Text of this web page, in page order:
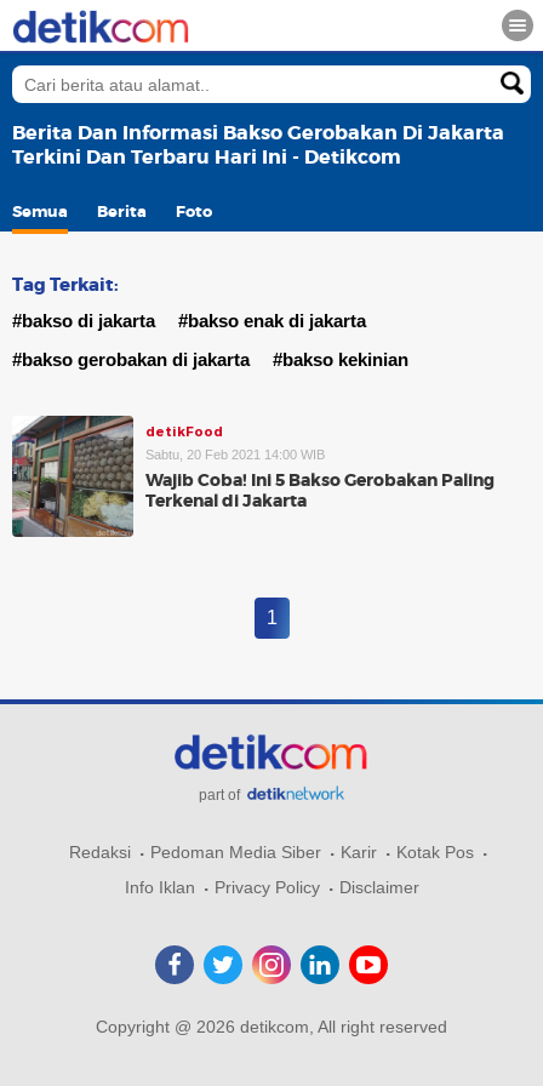
Berita Dan Informasi Bakso Gerobakan Di Jakarta
Terkini Dan Terbaru Hari Ini - Detikcom
Semua Berita Foto
Tag Terkait:
#bakso di jakarta
#bakso enak di jakarta
#bakso gerobakan di jakarta
#bakso kekinian
detikFood
Sabtu, 20 Feb 2021 14:00 WIB
Wajib Coba! Ini 5 Bakso Gerobakan Paling
Terkenal di Jakarta
1
part of
Redaksi Pedoman Media Siber Karir
Kotak Pos
Info Iklan
Privacy Policy Disclaimer
Copyright @ 2026 detikcom, All right reserved